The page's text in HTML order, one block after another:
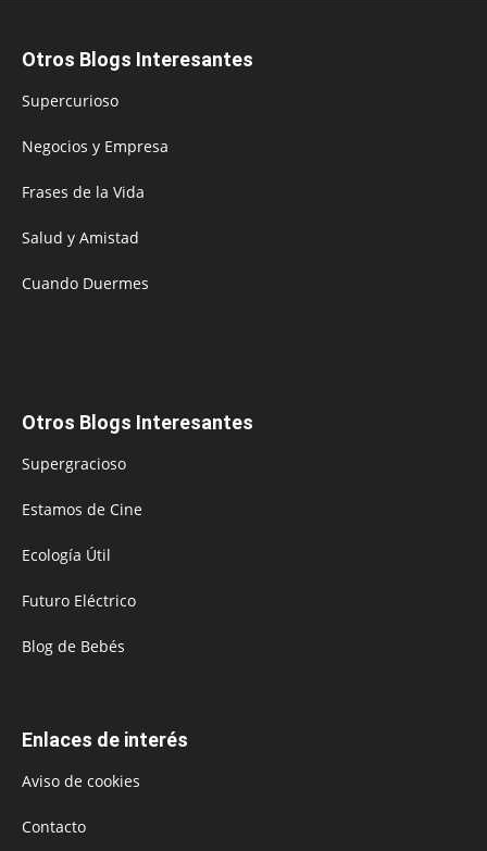
Otros Blogs Interesantes
Supercurioso
Negocios y Empresa
Frases de la Vida
Salud y Amistad
Cuando Duermes
Otros Blogs Interesantes
Supergracioso
Estamos de Cine
Ecología Útil
Futuro Eléctrico
Blog de Bebés
Enlaces de interés
Aviso de cookies
Contacto